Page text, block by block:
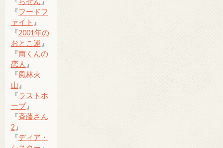
『フードフ
ァイト 』
『2001年の
おとこ運 』
『南くんの
恋人 』
『風林火
山 』
『ラストホ
ープ』
『斉藤さん
2 』
『ディア・